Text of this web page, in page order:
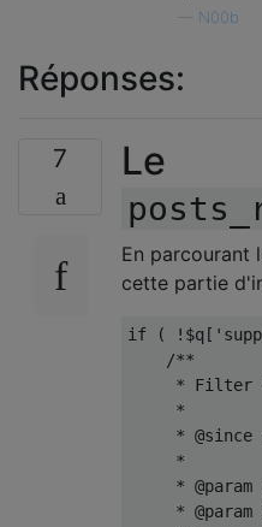
N00b
Réponses:
7 Le
En parcourant
cette partie
if ( ! $q [
/**
* Filter
     *
* @since
     *
* @param
* @param